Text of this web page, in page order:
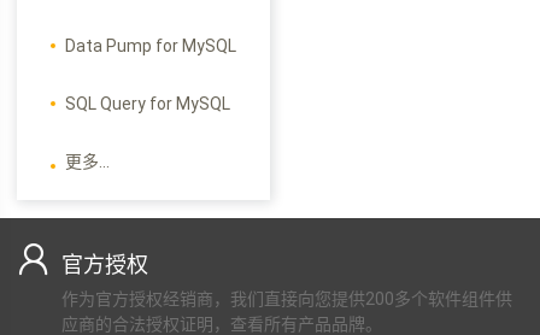
Data Pump for MySQL
SQL Query for MySQL
更多...
官方授权
作为官方授权经销商，我们直接向您提供200多个软件组件供
应商的合法授权证明，查看所有产品品牌。